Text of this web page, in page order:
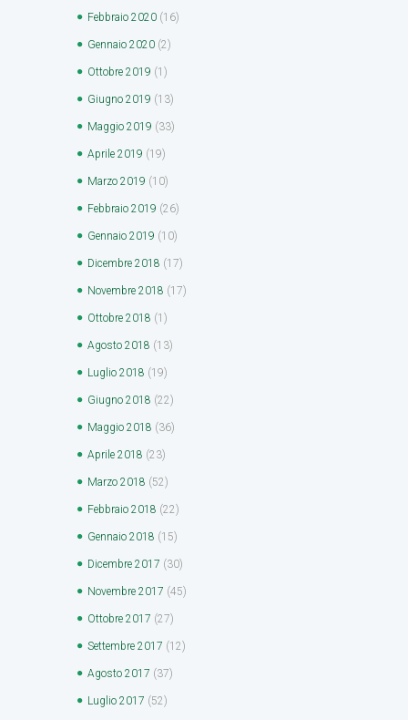
Febbraio 2020 (16)
Gennaio 2020 (2)
Ottobre 2019 (1)
Giugno 2019 (13)
Maggio 2019 (33)
Aprile 2019 (19)
Marzo 2019 (10)
Febbraio 2019 (26)
Gennaio 2019 (10)
Dicembre 2018 (17)
Novembre 2018 (17)
Ottobre 2018 (1)
Agosto 2018 (13)
Luglio 2018 (19)
Giugno 2018 (22)
Maggio 2018 (36)
Aprile 2018 (23)
Marzo 2018 (52)
Febbraio 2018 (22)
Gennaio 2018 (15)
Dicembre 2017 (30)
Novembre 2017 (45)
Ottobre 2017 (27)
Settembre 2017 (12)
Agosto 2017 (37)
Luglio 2017 (52)